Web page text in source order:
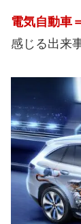
電気自動車
感じる出来